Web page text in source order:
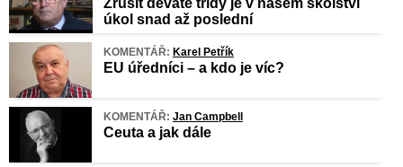
Zrušit deváté třídy je v našem školství
úkol snad až poslední
KOMENTÁŘ: Karel Petřík
EU úředníci – a kdo je víc?
KOMENTÁŘ: Jan Campbell
Ceuta a jak dále